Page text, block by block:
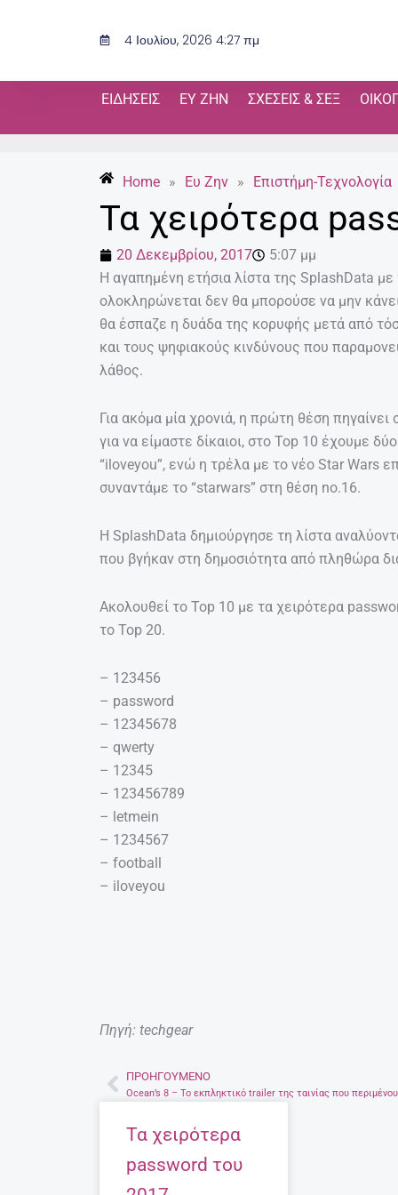
4 Ιουλίου, 2026 4:27 πμ
ΕΙΔΉΣΕΙΣ ΕΥ ΖΗΝ ΣΧΈΣΕΙΣ & ΣΕΞ
Home » Ευ Ζην » Επιστήμη-Τεχνολογία
Τα χειρότερα
20 Δεκεμβρίου, 2017
5:07 μμ
Η αγαπημένη ετήσια λίστα της SplashData
ολοκληρώνεται δεν θα μπορούσε να μην
θα έσπαζε η δυάδα της κορυφής μετά από
και τους ψηφιακούς κινδύνους που
λάθος.
Για ακόμα μία χρονιά, η πρώτη θέση
για να είμαστε δίκαιοι, στο Top 10 έχουμε
“iloveyou”, ενώ η τρέλα με το νέο Star Wars
συναντάμε το “starwars” στη θέση no.16.
Η SplashData δημιούργησε τη λίστα
που βγήκαν στη δημοσιότητα από πληθώρα
Ακολουθεί το Top 10 με τα χειρότερα
το Top 20.
– 123456
– password
– 12345678
– qwerty
– 12345
– 123456789
– letmein
– 1234567
– football
– iloveyou
Πηγή: techgear
Prev
ΠΡΟΗΓΟΎΜΕΝΟ
Τα χειρότερα
password του